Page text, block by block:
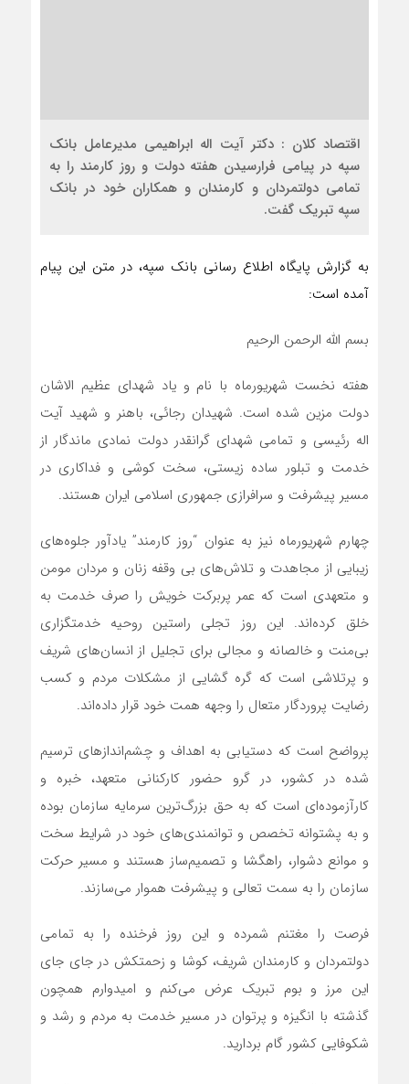
اقتصاد کلان : دکتر آیت اله ابراهیمی مدیرعامل بانک
سپه در پیامی فرارسیدن هفته دولت و روز کارمند را به
تمامی دولتمردان و کارمندان و همکاران خود در بانک
سپه تبریک گفت.
به گزارش پایگاه اطلاع رسانی بانک سپه، در متن این پیام
آمده است:
بسم الله الرحمن الرحیم
هفته نخست شهریورماه با نام و یاد شهدای عظیم الاشان
دولت مزین شده است. شهیدان رجائی، باهنر و شهید آیت
اله رئیسی و تمامی شهدای گرانقدر دولت نمادی ماندگار از
خدمت و تبلور ساده زیستی، سخت کوشی و فداکاری در
مسیر پیشرفت و سرافرازی جمهوری اسلامی ایران هستند.
چهارم شهریورماه نیز به عنوان “روز کارمند” یادآور جلوه‌های
زیبایی از مجاهدت و تلاش‌های بی وقفه زنان و مردان مومن
و متعهدی است که عمر پربرکت خویش را صرف خدمت به
خلق کرده‌اند. این روز تجلی راستین روحیه خدمتگزاری
بی‌منت و خالصانه و مجالی برای تجلیل از انسان‌های شریف
و پرتلاشی است که گره گشایی از مشکلات مردم و کسب
رضایت پروردگار متعال را وجهه همت خود قرار داده‌اند.
پر‌واضح است که دستیابی به اهداف و چشم‌اندازهای ترسیم
شده در کشور، در گرو حضور کارکنانی متعهد، خبره و
کارآزموده‌ای است که به حق بزرگ‌ترین سرمایه سازمان بوده
و به پشتوانه تخصص و توانمندی‌های خود در شرایط سخت
و موانع دشوار، راهگشا و تصمیم‌ساز هستند و مسیر حرکت
سازمان را به‌ سمت تعالی و پیشرفت هموار می‌سازند.
فرصت را مغتنم شمرده و این روز فرخنده را به تمامی
دولتمردان و کارمندان شریف، کوشا و زحمتکش در جای جای
این مرز و بوم تبریک عرض می‌کنم و امیدوارم همچون
گذشته با انگیزه و پرتوان در مسیر خدمت به مردم و رشد و
شکوفایی کشور گام بردارید.